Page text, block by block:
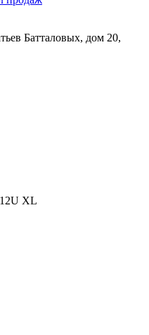
Батталовых, дом 20,
XL